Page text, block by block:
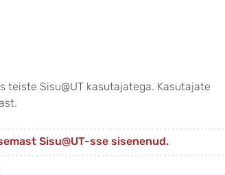
teiste Sisu@UT kasutajatega. Kasutajate
Sisu@UT-sse sisenenud.